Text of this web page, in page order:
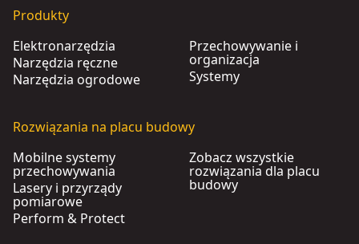
Produkty
Elektronarzędzia
Narzędzia ręczne
Narzędzia ogrodowe
Przechowywanie i
organizacja
Systemy
Rozwiązania na placu budowy
Mobilne systemy
przechowywania
Lasery i przyrządy
pomiarowe
Perform & Protect
Zobacz wszystkie
rozwiązania dla placu
budowy